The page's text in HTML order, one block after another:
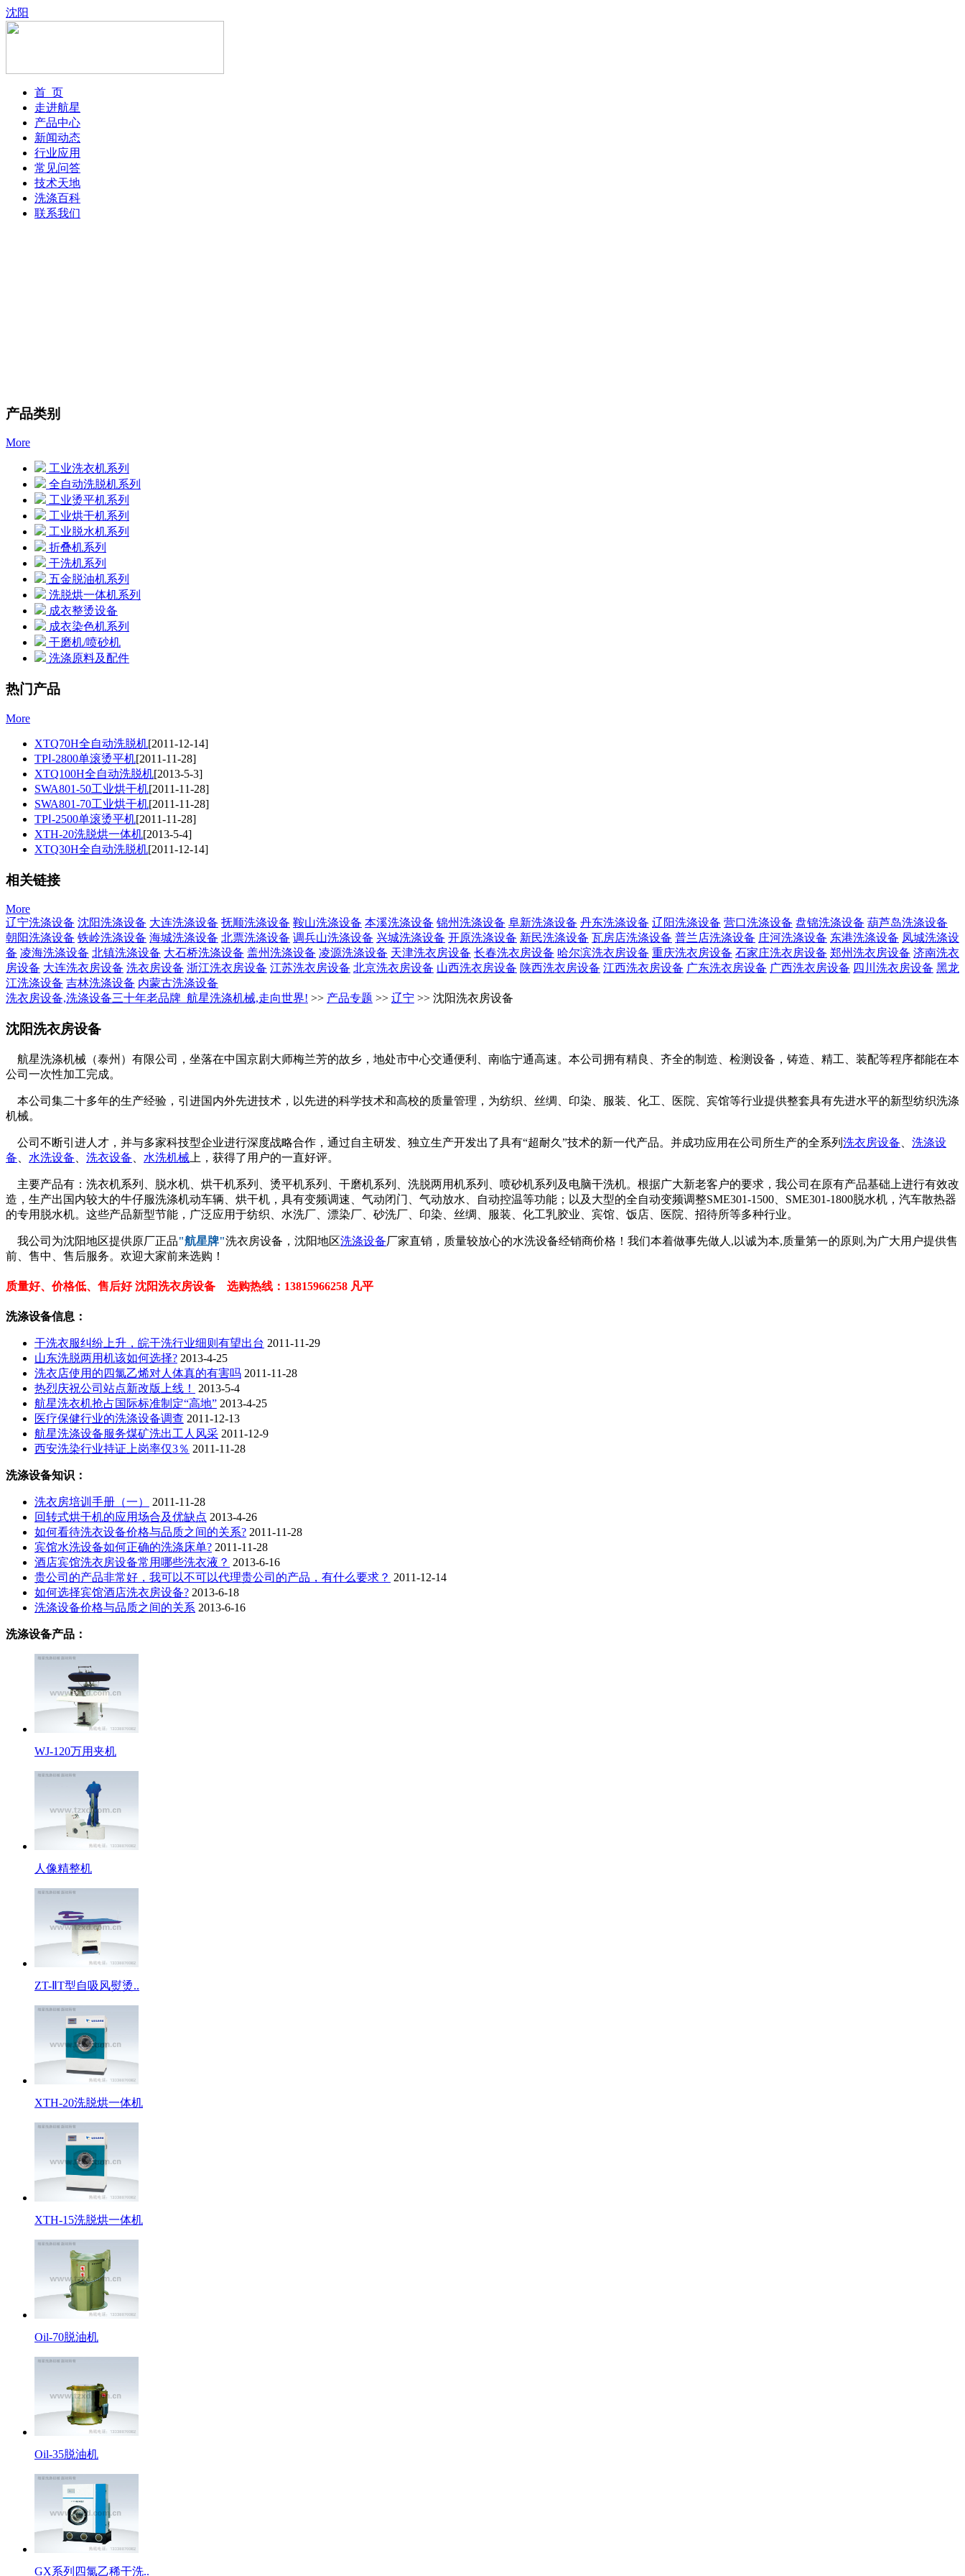
沈阳
首 页
走进航星
产品中心
新闻动态
行业应用
常见问答
技术天地
洗涤百科
联系我们
产品类别
More
工业洗衣机系列
全自动洗脱机系列
工业烫平机系列
工业烘干机系列
工业脱水机系列
折叠机系列
干洗机系列
五金脱油机系列
洗脱烘一体机系列
成衣整烫设备
成衣染色机系列
干磨机/喷砂机
洗涤原料及配件
热门产品
More
XTQ70H全自动洗脱机[2011-12-14]
TPⅠ-2800单滚烫平机[2011-11-28]
XTQ100H全自动洗脱机[2013-5-3]
SWA801-50工业烘干机[2011-11-28]
SWA801-70工业烘干机[2011-11-28]
TPⅠ-2500单滚烫平机[2011-11-28]
XTH-20洗脱烘一体机[2013-5-4]
XTQ30H全自动洗脱机[2011-12-14]
相关链接
More
辽宁洗涤设备 沈阳洗涤设备 大连洗涤设备 抚顺洗涤设备 鞍山洗涤设备 本溪洗涤设备 锦州洗涤设备 阜新洗涤设备 丹东洗涤设备 辽阳洗涤设备 营口洗涤设备 盘锦洗涤设备 葫芦岛洗涤设备
朝阳洗涤设备 铁岭洗涤设备 海城洗涤设备 北票洗涤设备 调兵山洗涤设备 兴城洗涤设备 开原洗涤设备 新民洗涤设备 瓦房店洗涤设备 普兰店洗涤设备 庄河洗涤设备 东港洗涤设备 凤城洗涤设
备 凌海洗涤设备 北镇洗涤设备 大石桥洗涤设备 盖州洗涤设备 凌源洗涤设备 天津洗衣房设备 长春洗衣房设备 哈尔滨洗衣房设备 重庆洗衣房设备 石家庄洗衣房设备 郑州洗衣房设备 济南洗衣
房设备 大连洗衣房设备 洗衣房设备 浙江洗衣房设备 江苏洗衣房设备 北京洗衣房设备 山西洗衣房设备 陕西洗衣房设备 江西洗衣房设备 广东洗衣房设备 广西洗衣房设备 四川洗衣房设备 黑龙
江洗涤设备 吉林洗涤设备 内蒙古洗涤设备
洗衣房设备,洗涤设备三十年老品牌_航星洗涤机械,走向世界! >> 产品专题 >> 辽宁 >> 沈阳洗衣房设备
沈阳洗衣房设备
航星洗涤机械（泰州）有限公司，坐落在中国京剧大师梅兰芳的故乡，地处市中心交通便利、南临宁通高速。本公司拥有精良、齐全的制造、检测设备，铸造、精工、装配等程序都能在本
公司一次性加工完成。
本公司集二十多年的生产经验，引进国内外先进技术，以先进的科学技术和高校的质量管理，为纺织、丝绸、印染、服装、化工、医院、宾馆等行业提供整套具有先进水平的新型纺织洗涤
机械。
公司不断引进人才，并与多家科技型企业进行深度战略合作，通过自主研发、独立生产开发出了具有“超耐久”技术的新一代产品。并成功应用在公司所生产的全系列 洗衣房设备
洗涤设
备
水洗设备 洗衣设备 水洗机械 上，获得了用户的一直好评。
主要产品有：洗衣机系列、脱水机、烘干机系列、烫平机系列、干磨机系列、洗脱两用机系列、喷砂机系列及电脑干洗机。根据广大新老客户的要求，我公司在原有产品基础上进行有效改
造，生产出国内较大的牛仔服洗涤机动车辆、烘干机，具有变频调速、气动闭门、气动放水、自动控温等功能；以及大型的全自动变频调整SME301-1500、SME301-1800脱水机，汽车散热器
的专用脱水机。这些产品新型节能，广泛应用于纺织、水洗厂、漂染厂、砂洗厂、印染、丝绸、服装、化工乳胶业、宾馆、饭店、医院、招待所等多种行业。
我公司为沈阳地区提供原厂正品"航星牌"洗衣房设备，沈阳地区洗涤设备厂家直销，质量较放心的水洗设备经销商价格！我们本着做事先做人,以诚为本,质量第一的原则,为广大用户提供售
前、售中、售后服务。欢迎大家前来选购！
质量好、价格低、售后好 沈阳洗衣房设备 选购热线：13815966258 凡平
洗涤设备信息：
干洗衣服纠纷上升，皖干洗行业细则有望出台 2011-11-29
山东洗脱两用机该如何选择? 2013-4-25
洗衣店使用的四氯乙烯对人体真的有害吗 2011-11-28
热烈庆祝公司站点新改版上线！
2013-5-4
航星洗衣机抢占国际标准制定“高地” 2013-4-25
医疗保健行业的洗涤设备调查 2011-12-13
航星洗涤设备服务煤矿洗出工人风采 2011-12-9
西安洗染行业持证上岗率仅3％ 2011-11-28
洗涤设备知识：
洗衣房培训手册（一）
2011-11-28
回转式烘干机的应用场合及优缺点 2013-4-26
如何看待洗衣设备价格与品质之间的关系? 2011-11-28
宾馆水洗设备如何正确的洗涤床单? 2011-11-28
酒店宾馆洗衣房设备常用哪些洗衣液？ 2013-6-16
贵公司的产品非常好，我可以不可以代理贵公司的产品，有什么要求？ 2011-12-14
如何选择宾馆酒店洗衣房设备? 2013-6-18
洗涤设备价格与品质之间的关系 2013-6-16
洗涤设备产品：
WJ-120万用夹机
人像精整机
ZT-ⅡT型自吸风熨烫..
XTH-20洗脱烘一体机
XTH-15洗脱烘一体机
Oil-70脱油机
Oil-35脱油机
GX系列四氯乙稀干洗..